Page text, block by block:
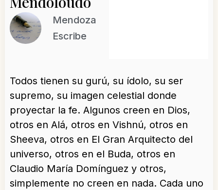
Mendoza
Escribe
Todos tienen su gurú, su ídolo, su ser
supremo, su imagen celestial donde
proyectar la fe. Algunos creen en Dios,
otros en Alá, otros en Vishnú, otros en
Sheeva, otros en El Gran Arquitecto del
universo, otros en el Buda, otros en
Claudio María Domínguez y otros,
simplemente no creen en nada. Cada uno